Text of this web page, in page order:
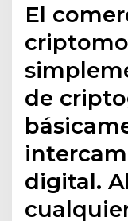
El
de
digital.